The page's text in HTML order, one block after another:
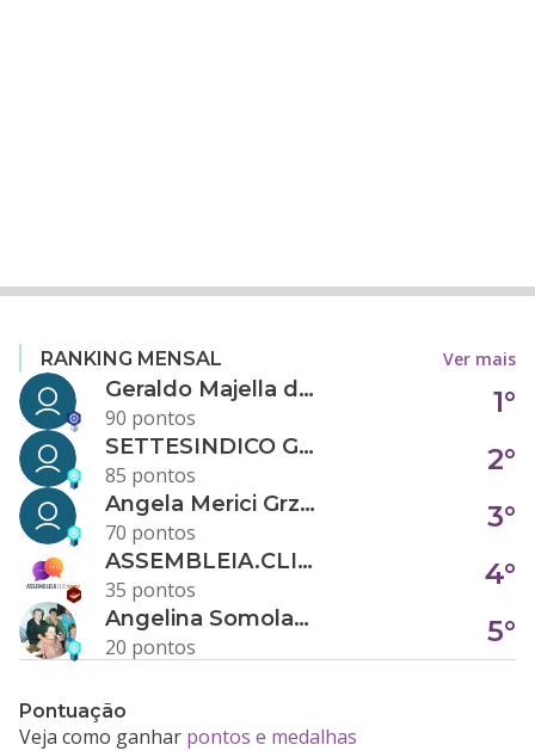
RANKING MENSAL Ver mais
Geraldo Majella da Silva
90 pontos
1°
SETTESINDICO GOVERNANÇA CONDOMINIAL
85 pontos
2°
Angela Merici Grzybowski
70 pontos
3°
ASSEMBLEIA.CLICK
35 pontos
4°
Angelina Somolanji R. Oliveira
20 pontos
5°
Pontuação
Veja como ganhar pontos e medalhas